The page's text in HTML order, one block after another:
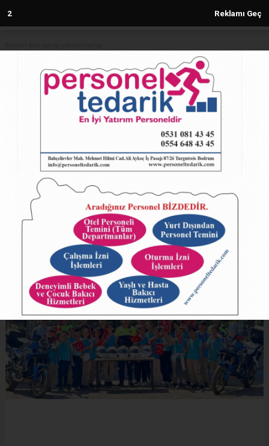
2 Reklamı Geç
Anasayfa
Ortaokul öğrencileri jandarmayı
yakından tanıdı
28.05.2024 - 16:30, Güncelleme: 28.05.2024 - 16:30
4879+ kez okundu.
ABONE OL